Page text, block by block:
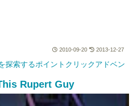
2010-09-20 2013-12-27
探索するポイントクリックアドベン
Rupert Guy